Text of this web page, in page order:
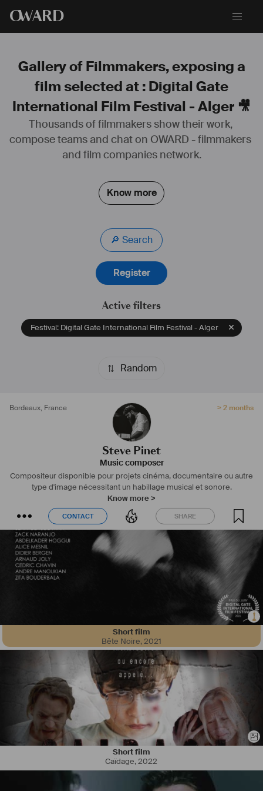
OWARD
Gallery of Filmmakers, exposing a
film selected at : Digital Gate
International Film Festival - Alger 🎥
Thousands of filmmakers show their work,
compose teams and chat on OWARD - filmmakers
and film companies network.
Know more
🔎 Search
Register
Active filters
Festival: Digital Gate International Film Festival - Alger
Random
Bordeaux, France > 2 months
Steve Pinet
Music composer
Compositeur disponible pour projets cinéma, documentaire ou autre
type d'image nécessitant un habillage musical et sonore.
Know more >
Passionné très tôt par la musique,  je me lance dans la composition
dès l'âge de seize ans.
prédilection.
Autodidacte pendant longtemps, j'intègre ensuite une formation
Outre les cours, je m'investis aujourd'hui comme pianiste de scène
et compositeur.
Je suis disponible pour toute demande de bande son.
CONTACT SHARE
CONTACT SHARE
Short film
Bête Noire,2021
Short film
Caïdage,2022